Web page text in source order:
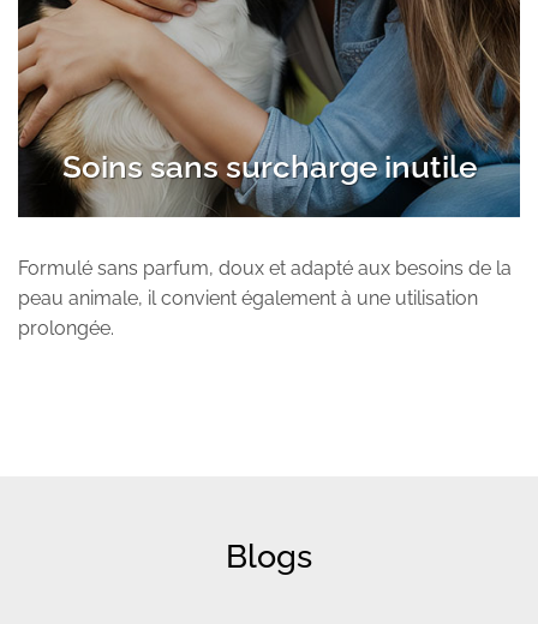
Soins sans surcharge inutile
Formulé sans parfum, doux et adapté aux besoins de la
peau animale, il convient également à une utilisation
prolongée.
Blogs